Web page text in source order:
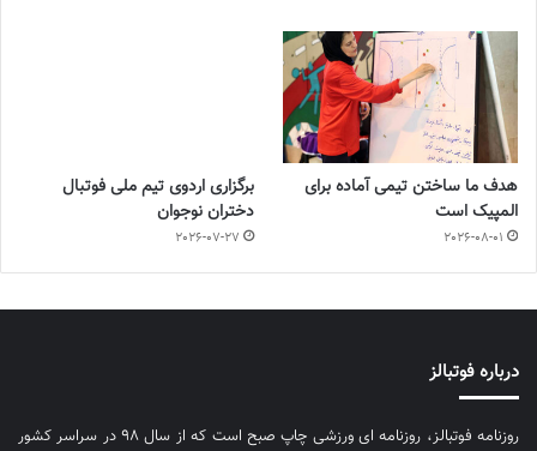
هدف ما ساختن تیمی آماده برای
المپیک است
2026-08-01
برگزاری اردوی تیم ملی فوتبال
دختران نوجوان
2026-07-27
درباره فوتبالز
روزنامه فوتبالز، روزنامه ای ورزشی چاپ صبح است که از سال ۹۸ در سراسر کشور